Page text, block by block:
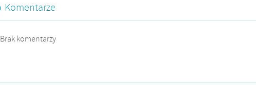
Komentarze
Brak komentarzy